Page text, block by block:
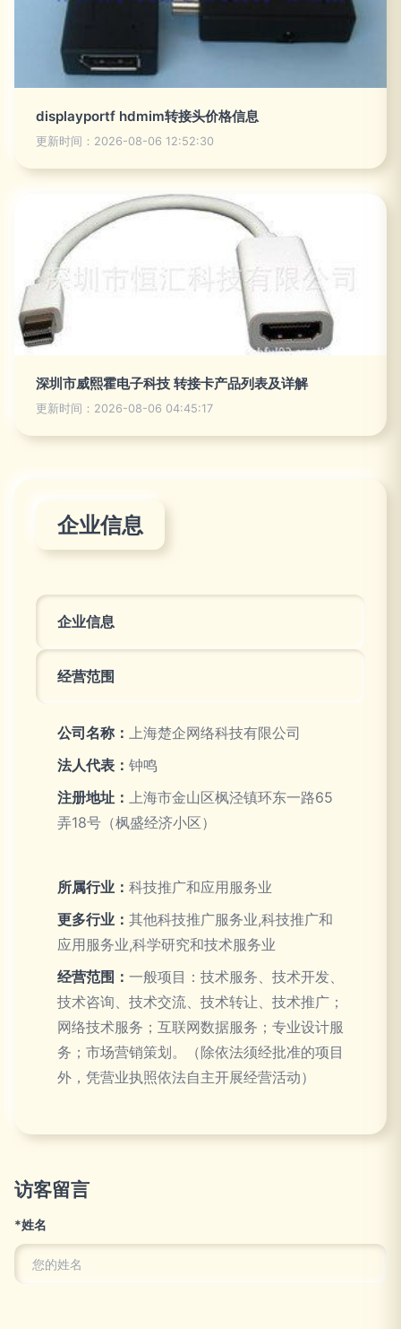
displayportf hdmim转接头价格信息
更新时间：2026-08-06 12:52:30
深圳市威熙霍电子科技 转接卡产品列表及详解
更新时间：2026-08-06 04:45:17
企业信息
企业信息
经营范围
公司名称： 上海楚企网络科技有限公司
法人代表： 钟鸣
注册地址： 上海市金山区枫泾镇环东一路65
弄18号（枫盛经济小区）
所属行业： 科技推广和应用服务业
更多行业： 其他科技推广服务业,科技推广和
应用服务业,科学研究和技术服务业
经营范围： 一般项目：技术服务、技术开发、
技术咨询、技术交流、技术转让、技术推广；
网络技术服务；互联网数据服务；专业设计服
务；市场营销策划。（除依法须经批准的项目
外，凭营业执照依法自主开展经营活动）
访客留言
*姓名